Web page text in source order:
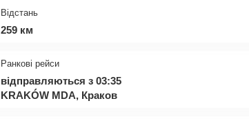
Відстань
259 км
Ранкові рейси
відправляються з 03:35
KRAKÓW MDA, Краков